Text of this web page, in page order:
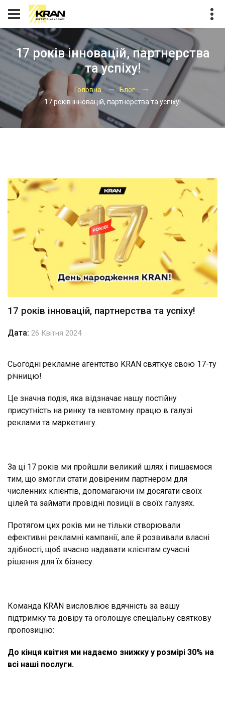
17 років інновацій, партнерства
та успіху!
Головна
Блог
17 років інновацій, партнерства та успіху!
17 років інновацій, партнерства та успіху!
Дата: 26 Квітня 2024
Сьогодні рекламне агентство KRAN святкує свою 17-ту
річницю!
Це значна подія, яка відзначає нашу постійну
присутність на ринку та невтомну працю в галузі
реклами та маркетингу.
За ці 17 років ми пройшли великий шлях і пишаємося
тим, що змогли стати довіреним партнером для
численних клієнтів, допомагаючи їм досягати своїх
цілей та займати провідні позиції в своїх галузях.
Протягом цих років ми не тільки створювали
ефективні рекламні кампанії, але й розвивали власні
здібності, щоб вчасно надавати клієнтам сучасні
рішення для їх бізнесу.
Команда KRAN висловлює вдячність за вашу
підтримку та довіру та оголошує спеціальну святкову
пропозицію:
До кінця квітня ми надаємо знижку у розмірі 30% на
всі наші послуги.